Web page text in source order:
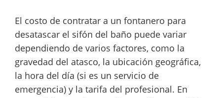
El costo de contratar a un fontanero para
desatascar el sifón del baño puede variar
dependiendo de varios factores, como la
gravedad del atasco, la ubicación geográfica,
la hora del día (si es un servicio de
emergencia) y la tarifa del profesional. En